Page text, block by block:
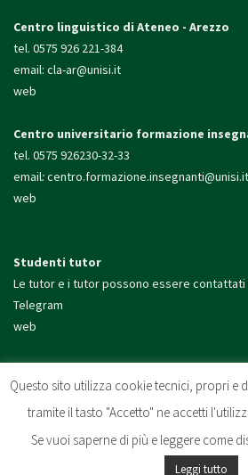
Centro linguistico di Ateneo - Arezzo
tel. 0575 926 221-384
email: cla-ar@unisi.it
web
Centro universitario formazione
tel. 0575 926230-32-33
email:centro.formazione.insegnanti@unisi.it
web
Studenti tutor
Le tutor e i tutor possono essere contattati
Telegram
web
tel. 0575 926200
email:presidio.arezzo@unisi.it
web
Questo sito utilizza cookie tecnici, propri e
tramite il tasto "Accetto" ne accetti
Se vuoi saperne di più e leggere come
Leggi tutto